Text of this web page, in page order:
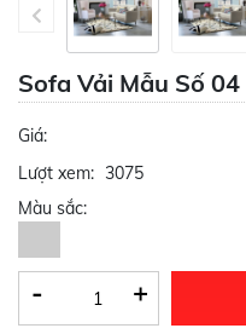
Sofa Vải Mẫu Số 04
Giá:
Lượt xem: 3075
Màu sắc:
- +